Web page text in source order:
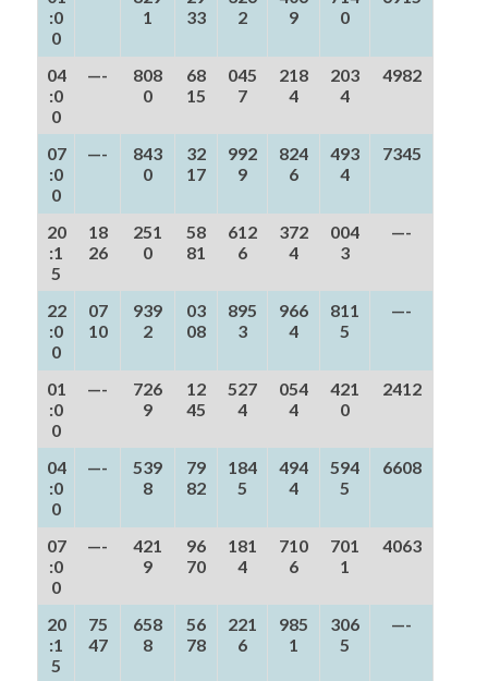
:0
0
1
33
2
9
0
04
:0
0
—-
808
0
68
15
045
7
218
4
203
4
4982
07
:0
0
—-
843
0
32
17
992
9
824
6
493
4
7345
20
:1
5
18
26
251
0
58
81
612
6
372
4
004
3
—-
22
:0
0
07
10
939
2
03
08
895
3
966
4
811
5
—-
01
:0
0
—-
726
9
12
45
527
4
054
4
421
0
2412
04
:0
0
—-
539
8
79
82
184
5
494
4
594
5
6608
07
:0
0
—-
421
9
96
70
181
4
710
6
701
1
4063
20
:1
5
75
47
658
8
56
78
221
6
985
1
306
5
—-